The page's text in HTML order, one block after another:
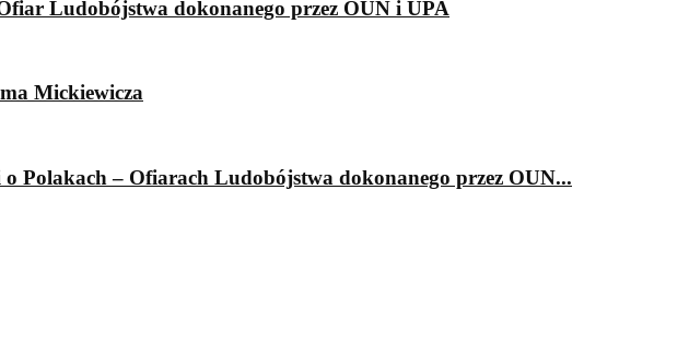
Ludobójstwa dokonanego przez OUN i UPA
Mickiewicza
Polakach – Ofiarach Ludobójstwa dokonanego przez OUN...